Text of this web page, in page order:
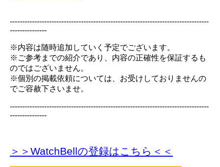
---------------------------------------------------------------------------------
---------------
※内容は随時追加していく予定でございます。
※ご参考までの紹介であり、内容の正確性を保証するも
のではございません。
※個別の掲載依頼については、お受けしておりませんの
でご容赦下さいませ。
---------------------------------------------------------------------------------
---------------
＞＞WatchBellの登録はこちら＜＜